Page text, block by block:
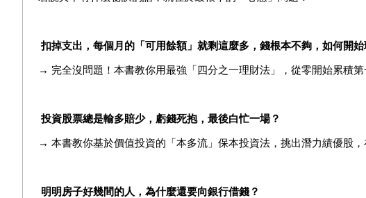
扣掉支出，每個月的「可用餘額」就剩這麼多，錢根本不夠，如何開始
→ 完全沒問題！本書教你用最強「四分之一理財法」，從零開始累積第
投資股票總是輸多賠少，虧錢死抱，最後白忙一場？
→ 本書教你基於價值投資的「本多流」保本投資法，挑出潛力績優股
明明房子好幾間的人，為什麼還要向銀行借錢？